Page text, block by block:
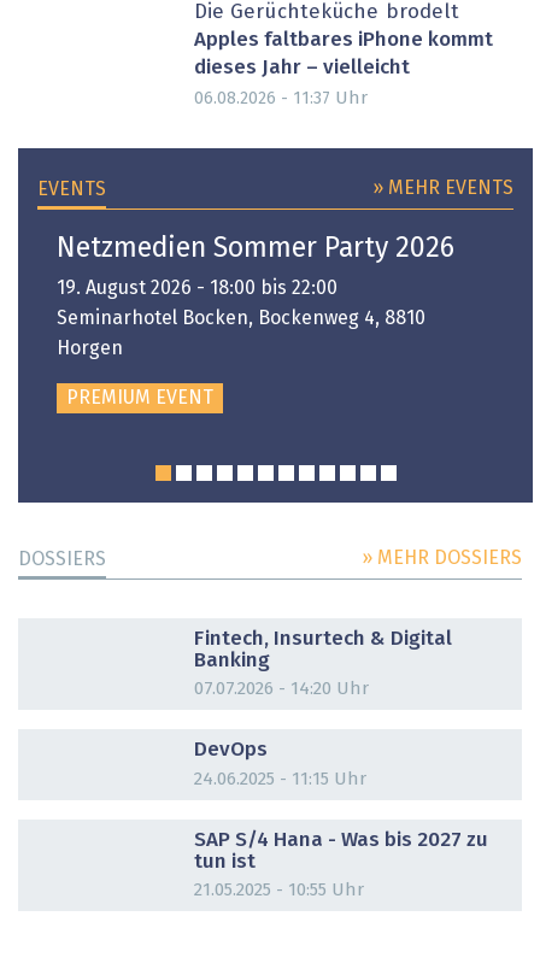
Die Gerüchteküche brodelt
Apples faltbares iPhone kommt
dieses Jahr – vielleicht
06.08.2026 - 11:37 Uhr
EVENTS » MEHR EVENTS
Netzmedien Sommer Party 2026
19. August 2026 - 18:00 bis 22:00
Seminarhotel Bocken, Bockenweg 4, 8810
Horgen
PREMIUM EVENT
DOSSIERS » MEHR DOSSIERS
Fintech, Insurtech & Digital
Banking
07.07.2026 - 14:20 Uhr
DevOps
24.06.2025 - 11:15 Uhr
SAP S/4 Hana - Was bis 2027 zu
tun ist
21.05.2025 - 10:55 Uhr